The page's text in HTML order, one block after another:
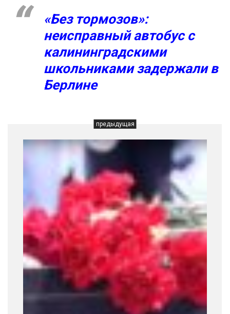
«Без тормозов»:
неисправный автобус с
калининградскими
школьниками задержали в
Берлине
предыдущая